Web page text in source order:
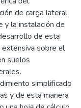
de carga lateral,
y la instalación de
de esta
extensiva sobre el
suelos
simplificado
y de esta manera